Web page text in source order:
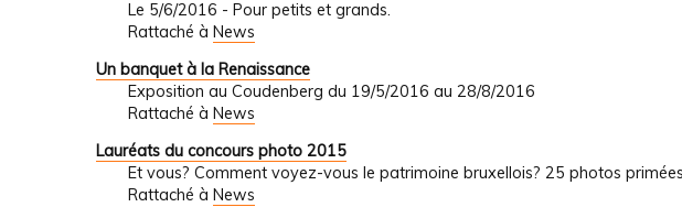
Le 5/6/2016 - Pour petits et grands.
Rattaché à News
Un banquet à la Renaissance
Exposition au Coudenberg du 19/5/2016 au 28/8/2016
Rattaché à News
Lauréats du concours photo 2015
Et vous? Comment voyez-vous le patrimoine bruxellois? 25 photos primées
Rattaché à News